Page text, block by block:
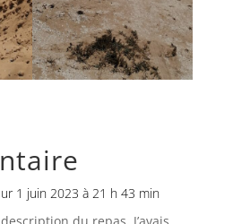
1 juin 2023 à 21 h 43 min